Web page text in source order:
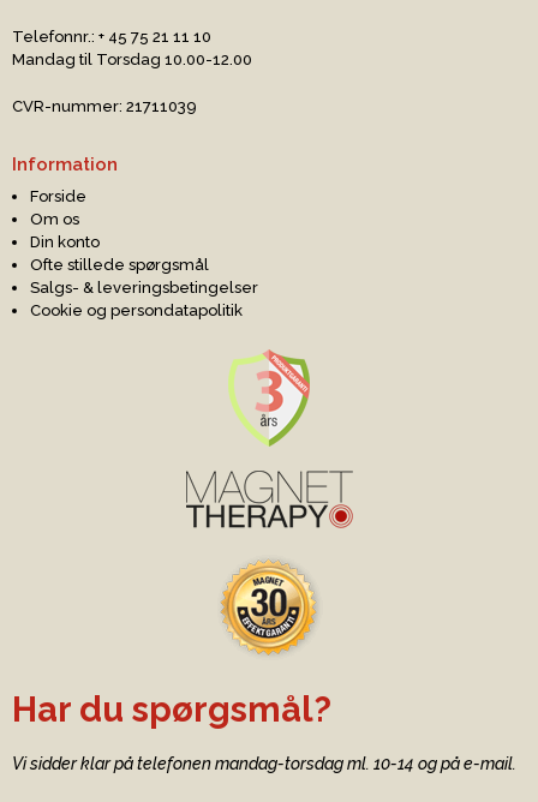
Telefonnr.: + 45 75 21 11 10
Mandag til Torsdag 10.00-12.00
CVR-nummer: 21711039
Information
Forside
Om os
Din konto
Ofte stillede spørgsmål
Salgs- & leveringsbetingelser
Cookie og persondatapolitik
Har du spørgsmål?
Vi sidder klar på telefonen mandag-torsdag ml. 10-14 og på e-mail.